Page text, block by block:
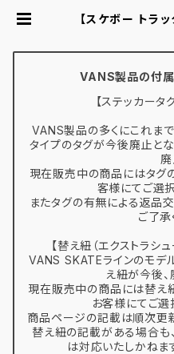
【スケボー トラッ
ペンデント トラック プロ
モス スケートボ
ボー通販
VANS製品の付
【ステッカータ
VANS製品の多くにこれま
タイプのタグが今後廃止と
廃
現在販売中の商品にはタグ
客様にてご選
またタグの有無による返品
ご了承
【替え紐（エクストラシ
VANS SKATEラインのモデ
え紐が今後、
現在販売中の商品には替え
お客様にてご選
商品ページの記載は順次更
替え紐の記載がある場合も
は対応いたしかねま